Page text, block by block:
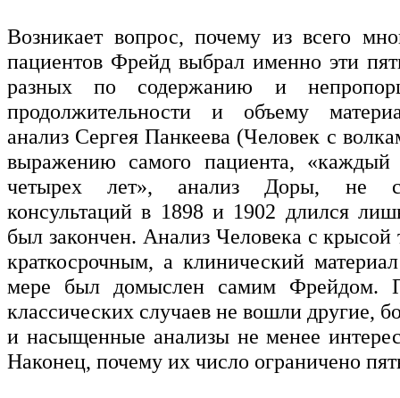
Возникает вопрос, почему из всего
пациентов Фрейд выбрал именно эти
разных по содержанию и
продолжительности и объему
анализ Сергея Панкеева (Человек с
выражению самого пациента, «каждый
четырех лет», анализ Доры, не
консультаций в 1898 и 1902 длился
был закончен. Анализ Человека с
краткосрочным, а клинический
мере был домыслен самим Фрейдом.
классических случаев не вошли другие,
и насыщенные анализы не менее
Наконец, почему их число ограничено